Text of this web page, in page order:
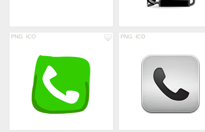
PNG ICO PNG ICO